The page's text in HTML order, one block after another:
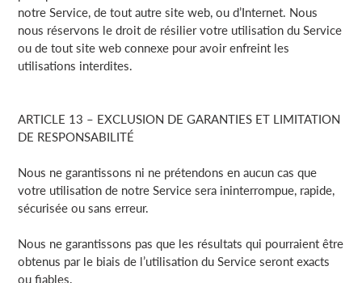
notre Service, de tout autre site web, ou d’Internet. Nous
nous réservons le droit de résilier votre utilisation du Service
ou de tout site web connexe pour avoir enfreint les
utilisations interdites.
ARTICLE 13 – EXCLUSION DE GARANTIES ET LIMITATION
DE RESPONSABILITÉ
Nous ne garantissons ni ne prétendons en aucun cas que
votre utilisation de notre Service sera ininterrompue, rapide,
sécurisée ou sans erreur.
Nous ne garantissons pas que les résultats qui pourraient être
obtenus par le biais de l’utilisation du Service seront exacts
ou fiables.